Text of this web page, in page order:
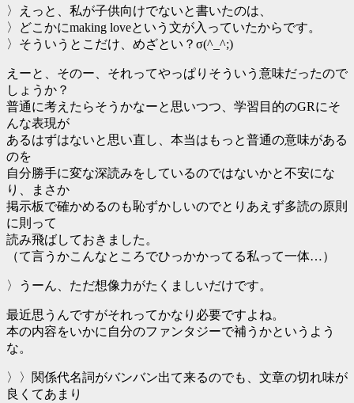
〉えっと、私が子供向けでないと書いたのは、
〉どこかにmaking loveという文が入っていたからです。
〉そういうとこだけ、めざとい？σ(^_^;)
えーと、そのー、それってやっぱりそういう意味だったので
しょうか？
普通に考えたらそうかなーと思いつつ、学習目的のGRにそ
んな表現が
あるはずはないと思い直し、本当はもっと普通の意味がある
のを
自分勝手に変な深読みをしているのではないかと不安にな
り、まさか
掲示板で確かめるのも恥ずかしいのでとりあえず多読の原則
に則って
読み飛ばしておきました。
（て言うかこんなところでひっかかってる私って一体…）
〉うーん、ただ想像力がたくましいだけです。
最近思うんですがそれってかなり必要ですよね。
本の内容をいかに自分のファンタジーで補うかというよう
な。
〉〉関係代名詞がバンバン出て来るのでも、文章の切れ味が
良くてあまり